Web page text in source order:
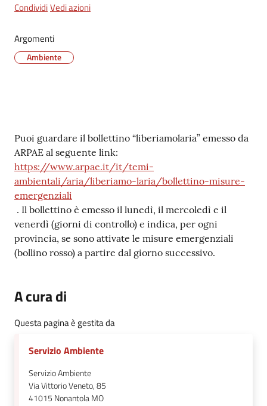
gli
CondividiVedi azioni
Argomenti
Ambiente
Contenuto
Puoi guardare il bollettino “liberiamolaria” emesso da
ARPAE al seguente link:
https://www.arpae.it/it/temi-
ambientali/aria/liberiamo-laria/bollettino-misure-
emergenziali
. Il bollettino è emesso il lunedì, il mercoledì e il
venerdì (giorni di controllo) e indica, per ogni
provincia, se sono attivate le misure emergenziali
(bollino rosso) a partire dal giorno successivo.
A cura di
Questa pagina è gestita da
Servizio Ambiente
Servizio Ambiente
Via Vittorio Veneto, 85
41015 Nonantola MO